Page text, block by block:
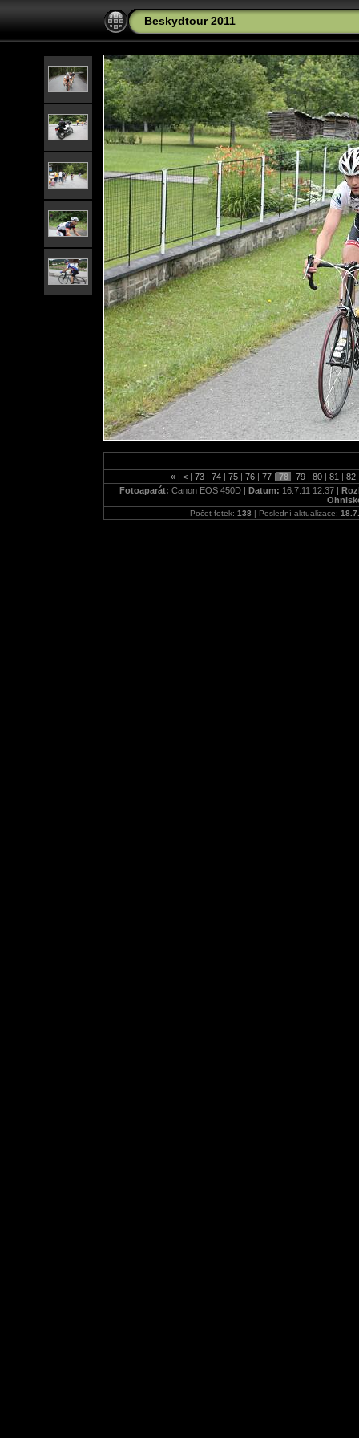
Beskydtour 2011
« | < | 73 | 74 | 75 | 76 | 77 | 78 | 79 | 80 | 81 | 82
Fotoaparát: Canon EOS 450D | Datum: 16.7.11 12:37 |
Počet fotek: 138 | Poslední aktualizace: